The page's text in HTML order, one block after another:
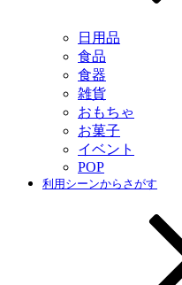
日用品
食品
食器
雑貨
おもちゃ
お菓子
イベント
POP
利用シーンからさがす